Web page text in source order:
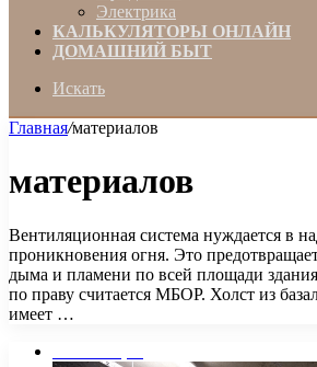
Электрика
КАЛЬКУЛЯТОРЫ ОНЛАЙН
ДОМАШНИЙ БЫТ
Искать
Главная/материалов
материалов
Вентиляционная система нуждается в
проникновения огня. Это
дыма и пламени по всей площади
по праву считается МБОР. Холст из
имеет …